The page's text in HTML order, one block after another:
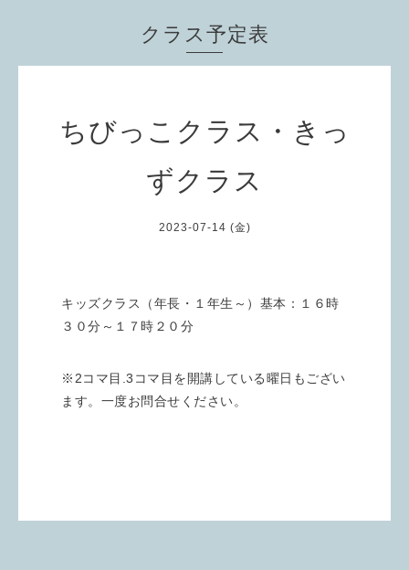
クラス予定表
ちびっこクラス・きっ
ずクラス
2023-07-14 (金)
キッズクラス（年長・１年生～）基本：１６時
３０分～１７時２０分
※2コマ目.3コマ目を開講している曜日もござい
ます。一度お問合せください。